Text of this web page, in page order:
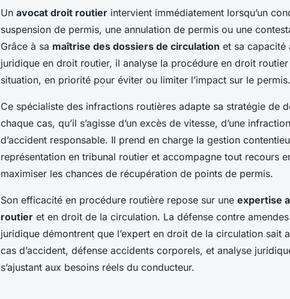
Un avocat droit routier intervient immédiatement lorsqu’un
suspension de permis, une annulation de permis ou une
Grâce à sa maîtrise des dossiers de circulation et sa capacité
juridique en droit routier, il analyse la procédure en droit
situation, en priorité pour éviter ou limiter l’impact sur le permis.
Ce spécialiste des infractions routières adapte sa stratégie de
chaque cas, qu’il s’agisse d’un excès de vitesse, d’une
d’accident responsable. Il prend en charge la gestion
représentation en tribunal routier et accompagne tout recours
maximiser les chances de récupération de points de permis.
Son efficacité en procédure routière repose sur une expertise
routier et en droit de la circulation. La défense contre
juridique démontrent que l’expert en droit de la circulation sait
cas d’accident, défense accidents corporels, et analyse
s’ajustant aux besoins réels du conducteur.